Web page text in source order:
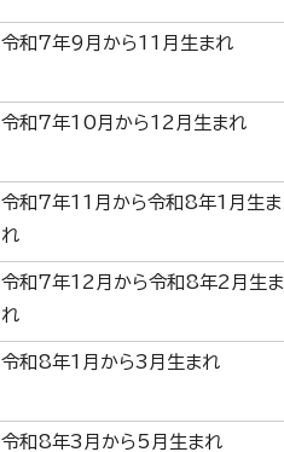
令和7年9月から11月生まれ
令和7年10月から12月生まれ
令和7年11月から令和8年1月生ま
れ
令和7年12月から令和8年2月生ま
れ
令和8年1月から3月生まれ
令和8年3月から5月生まれ